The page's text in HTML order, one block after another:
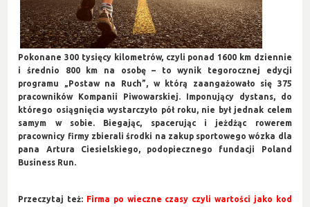
Pokonane 300 tysięcy kilometrów, czyli ponad 1600 km dziennie
i średnio 800 km na osobę – to wynik tegorocznej edycji
programu „Postaw na Ruch”, w którą zaangażowało się 375
pracowników Kompanii Piwowarskiej. Imponujący dystans, do
którego osiągnięcia wystarczyło pół roku, nie był jednak celem
samym w sobie. Biegając, spacerując i jeżdżąc rowerem
pracownicy firmy zbierali środki na zakup sportowego wózka dla
pana Artura Ciesielskiego, podopiecznego fundacji Poland
Business Run.
Przeczytaj też: Firma po wieczne czasy czyli wartości jako kod